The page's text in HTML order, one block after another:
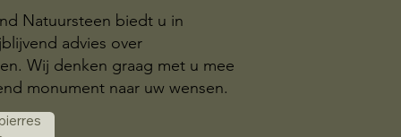
Natuursteen biedt u in
advies over
Wij denken graag met u mee
monument naar uw wensen.